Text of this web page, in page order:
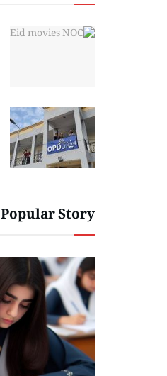
Popular Story